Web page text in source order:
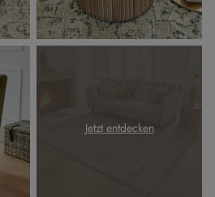
Jetzt entdecken